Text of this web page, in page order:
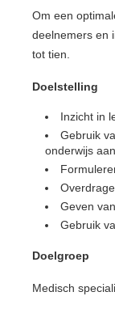
Om een
deelnemers en
tot tien.
Doelstelling
Inzicht in
Gebruik
onderwijs
Geven
Gebruik
Doelgroep
Medisch